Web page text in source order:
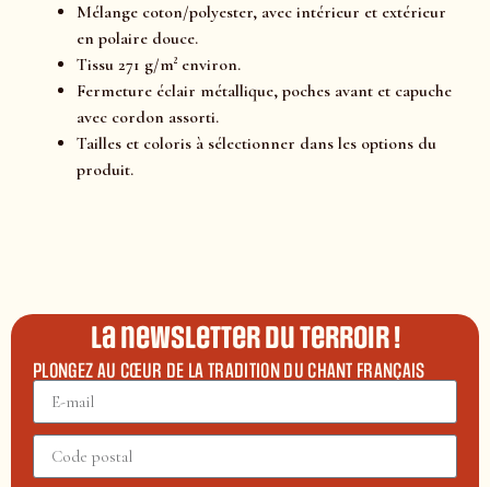
Mélange coton/polyester, avec intérieur et extérieur
en polaire douce.
Tissu 271 g/m² environ.
Fermeture éclair métallique, poches avant et capuche
avec cordon assorti.
Tailles et coloris à sélectionner dans les options du
produit.
La newsletter du terroir !
PLONGEZ AU CŒUR DE LA TRADITION DU CHANT FRANÇAIS